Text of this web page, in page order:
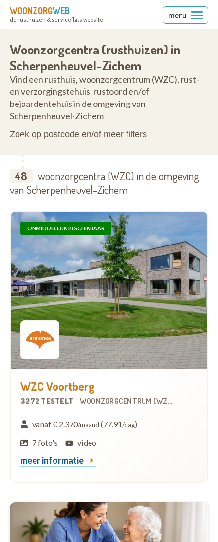
WOONZORGWEB
dé rusthuizen & serviceflats website
menu
Woonzorgcentra (rusthuizen) in
Scherpenheuvel-Zichem
Vind een rusthuis, woonzorgcentrum (WZC), rust-
en verzorgingstehuis, rustoord en/of
bejaardentehuis in de omgeving van
Scherpenheuvel-Zichem
Zoek op postcode en/of meer filters
48
woonzorgcentra (WZC) in de omgeving
van Scherpenheuvel-Zichem
ONMIDDELLIJK BESCHIKBAAR
WZC Voortberg
3272 TESTELT - WOONZORGCENTRUM (WZC)
vanaf € 2.370/maand (77,91/dag)
7 foto's
video
meer informatie